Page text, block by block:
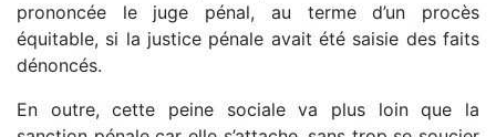
prononcée le juge pénal, au terme d’un procès
équitable, si la justice pénale avait été saisie des faits
dénoncés.
En outre, cette peine sociale va plus loin que la